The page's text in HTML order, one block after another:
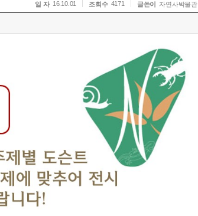
일 자 16.10.01 조회수 4171 글쓴이 자연사박물관